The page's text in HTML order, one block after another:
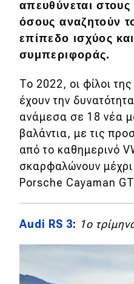
Main navigation
Επικαιρότητα
Νέα μοντέλα
Πρωτότυπα
Ελλάδα
Κόσμος
Τεχνολογία
Ασφάλεια
Απόψεις
απευθύνεται
όσους αναζητούν
επίπεδο ισχύος
συμπεριφοράς.
To 2022, οι φίλοι
έχουν την
ανάμεσα σε 18 νέα
βαλάντια, με τις
από το καθημερινό
σκαρφαλώνουν
Porsche Cayaman
Audi RS 3: 1ο